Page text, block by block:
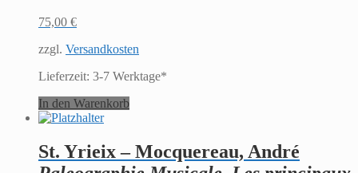
75,00 €
zzgl. Versandkosten
Lieferzeit: 3-7 Werktage*
In den Warenkorb
St. Yrieix – Mocquereau, André